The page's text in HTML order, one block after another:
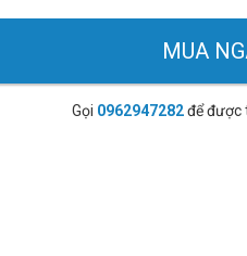
MUA
Gọi 0962947282để được